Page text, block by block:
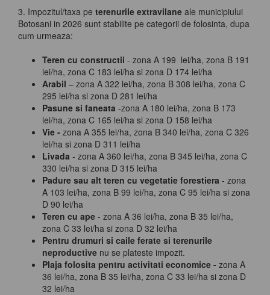
3. Impozitul/taxa pe terenurile extravilane ale municipiului
Botosani in 2026 sunt stabilite pe categorii de folosinta, dupa
cum urmeaza:
Teren cu constructii - zona A 199 lei/ha, zona B 191
lei/ha, zona C 183 lei/ha si zona D 174 lei/ha
Arabil – zona A 322 lei/ha, zona B 308 lei/ha, zona C
295 lei/ha si zona D 281 lei/ha
Pasune si faneata -zona A 180 lei/ha, zona B 173
lei/ha, zona C 165 lei/ha si zona D 158 lei/ha
Vie - zona A 355 lei/ha, zona B 340 lei/ha, zona C 326
lei/ha si zona D 311 lei/ha
Livada - zona A 360 lei/ha, zona B 345 lei/ha, zona C
330 lei/ha si zona D 315 lei/ha
Padure sau alt teren cu vegetatie forestiera - zona
A 103 lei/ha, zona B 99 lei/ha, zona C 95 lei/ha si zona
D 90 lei/ha
Teren cu ape - zona A 36 lei/ha, zona B 35 lei/ha,
zona C 33 lei/ha si zona D 32 lei/ha
Pentru drumuri si caile ferate si terenurile
neproductive nu se plateste impozit.
Plaja folosita pentru activitati economice - zona A
36 lei/ha, zona B 35 lei/ha, zona C 33 lei/ha si zona D
32 lei/ha